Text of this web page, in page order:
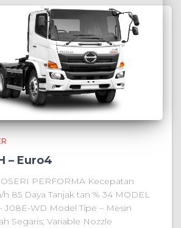
– Euro4
PERFORMA Kecepatan
85 Daya Tanjak tan % 34 MODEL
J08E-WD Model Tipe – Mesin
Segaris; Variable Nozzle